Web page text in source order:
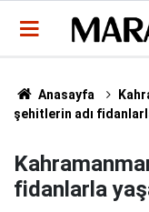
Anasayfa
şehitlerin adı
fidanlarla